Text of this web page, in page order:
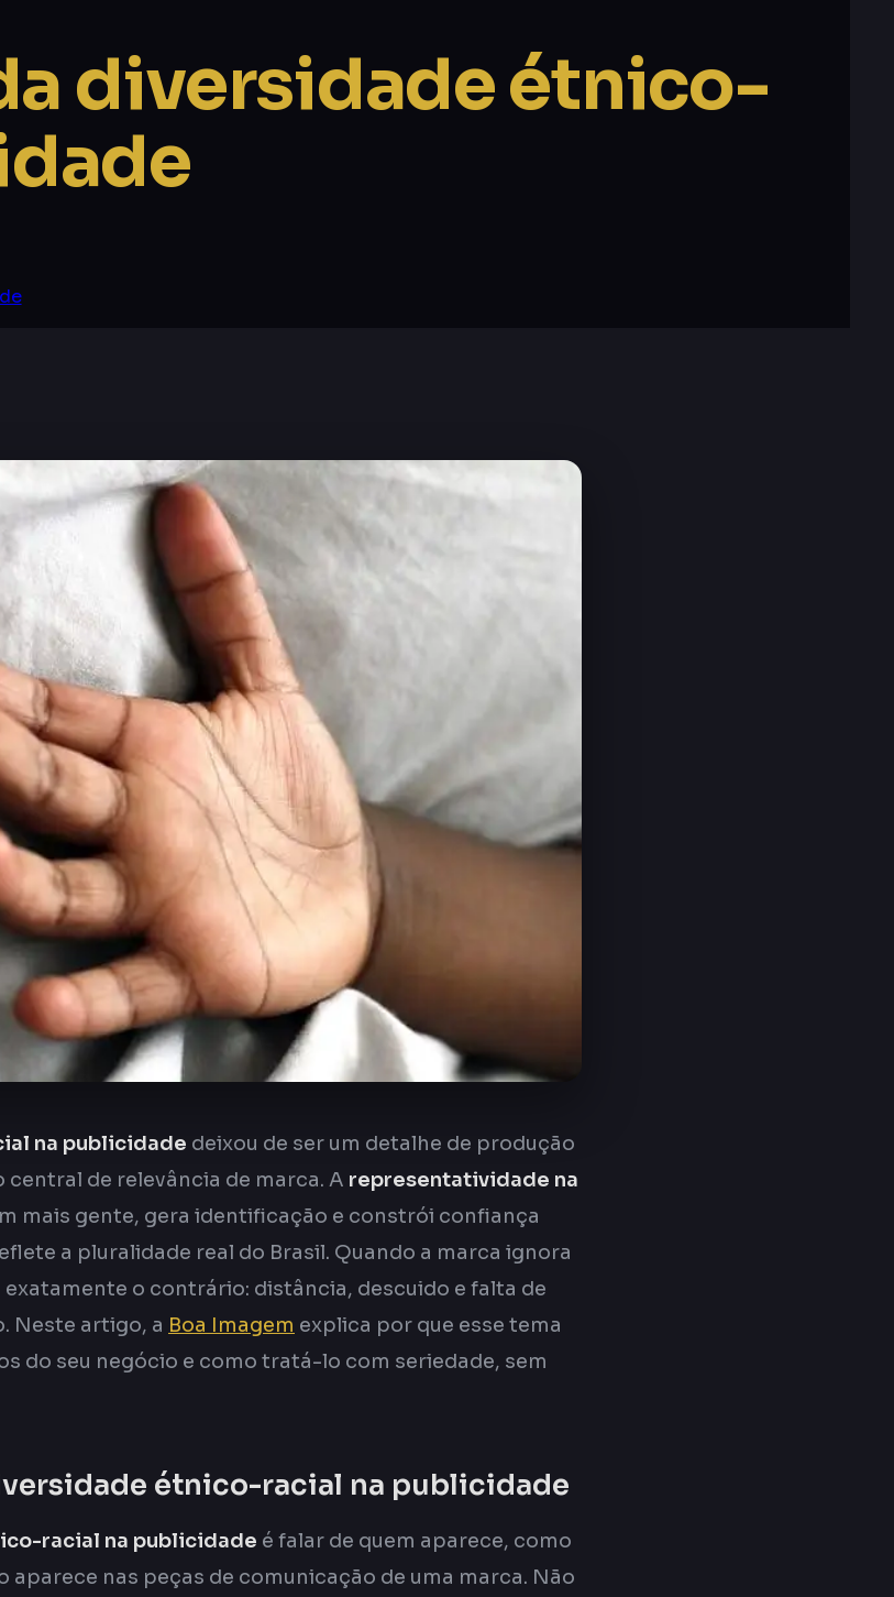
diversidade étnico-
na publicidade deixou de ser um detalhe de produção
de relevância de marca. A representatividade na
mais gente, gera identificação e constrói confiança
a pluralidade real do Brasil. Quando a marca ignora
o contrário: distância, descuido e falta de
Neste artigo, a Boa Imagem explica por que esse tema
do seu negócio e como tratá-lo com seriedade, sem
étnico-racial na publicidade
racial na publicidade é falar de quem aparece, como
aparece nas peças de comunicação de uma marca. Não